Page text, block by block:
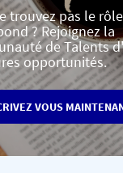
trouvez pas le
? Rejoignez la
de Talents
opportunités.
VOUS